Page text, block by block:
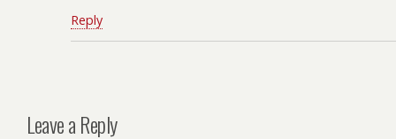
Reply
Leave a Reply